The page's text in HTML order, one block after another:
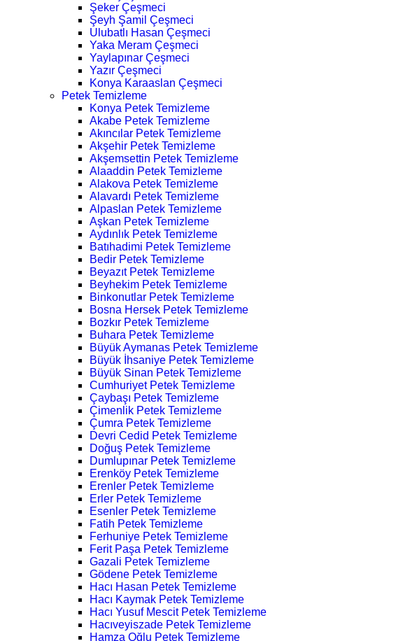
Şeker Çeşmeci
Şeyh Şamil Çeşmeci
Ulubatlı Hasan Çeşmeci
Yaka Meram Çeşmeci
Yaylapınar Çeşmeci
Yazır Çeşmeci
Konya Karaaslan Çeşmeci
Petek Temizleme
Konya Petek Temizleme
Akabe Petek Temizleme
Akıncılar Petek Temizleme
Akşehir Petek Temizleme
Akşemsettin Petek Temizleme
Alaaddin Petek Temizleme
Alakova Petek Temizleme
Alavardı Petek Temizleme
Alpaslan Petek Temizleme
Aşkan Petek Temizleme
Aydınlık Petek Temizleme
Batıhadimi Petek Temizleme
Bedir Petek Temizleme
Beyazıt Petek Temizleme
Beyhekim Petek Temizleme
Binkonutlar Petek Temizleme
Bosna Hersek Petek Temizleme
Bozkır Petek Temizleme
Buhara Petek Temizleme
Büyük Aymanas Petek Temizleme
Büyük İhsaniye Petek Temizleme
Büyük Sinan Petek Temizleme
Cumhuriyet Petek Temizleme
Çaybaşı Petek Temizleme
Çimenlik Petek Temizleme
Çumra Petek Temizleme
Devri Cedid Petek Temizleme
Doğuş Petek Temizleme
Dumlupınar Petek Temizleme
Erenköy Petek Temizleme
Erenler Petek Temizleme
Erler Petek Temizleme
Esenler Petek Temizleme
Fatih Petek Temizleme
Ferhuniye Petek Temizleme
Ferit Paşa Petek Temizleme
Gazali Petek Temizleme
Gödene Petek Temizleme
Hacı Hasan Petek Temizleme
Hacı Kaymak Petek Temizleme
Hacı Yusuf Mescit Petek Temizleme
Hacıveyiszade Petek Temizleme
Hamza Oğlu Petek Temizleme